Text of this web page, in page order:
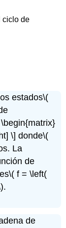
ciclo de
estados\(
\] donde\(
La
de
\( f = \left(
.
de